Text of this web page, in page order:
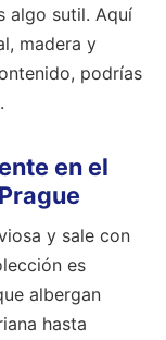
algo sutil. Aquí
madera y
podrías
.
en el
y sale con
es
albergan
hasta